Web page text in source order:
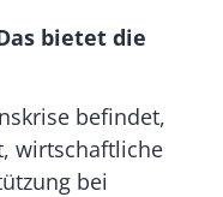
bietet die
befindet,
wirtschaftliche
bei